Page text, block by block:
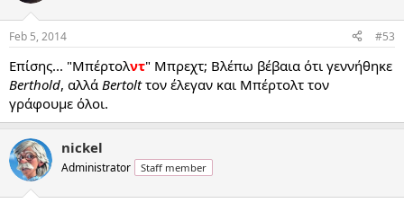
Feb 5, 2014 #53
Επίσης... "Μπέρτολντ" Μπρεχτ; Βλέπω βέβαια ότι γεννήθηκε
Berthold, αλλά Bertoltτον έλεγαν και Μπέρτολτ τον
γράφουμε όλοι.
nickel
Administrator Staff member